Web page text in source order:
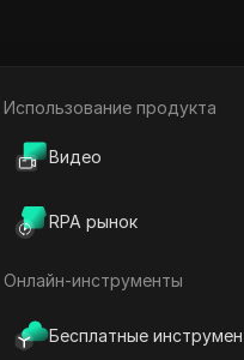
Электронная коммерция
Использование продукта
Видео
RPA рынок
Онлайн-инструменты
Бесплатные
Как
TikTok
Play Video:Как